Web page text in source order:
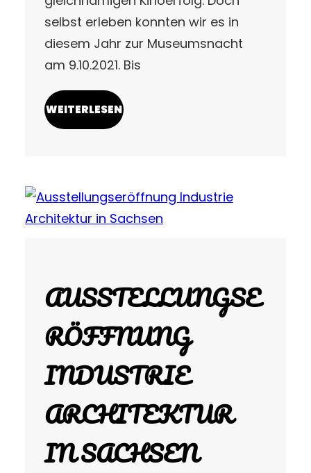
selbst erleben konnten wir es in
diesem Jahr zur Museumsnacht
am 9.10.2021. Bis
WEITERLESEN
AUSSTELLUNGSE
RÖFFNUNG
INDUSTRIE
ARCHITEKTUR
IN SACHSEN